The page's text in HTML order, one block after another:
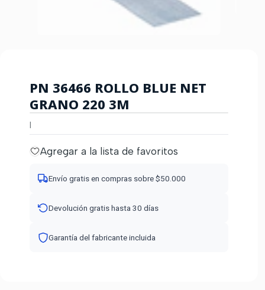
|
PN 36466 ROLLO BLUE NET
GRANO 220 3M
Agregar a la lista de favoritos
Envío gratis en compras sobre $50.000
Devolución gratis hasta 30 días
Garantía del fabricante incluida